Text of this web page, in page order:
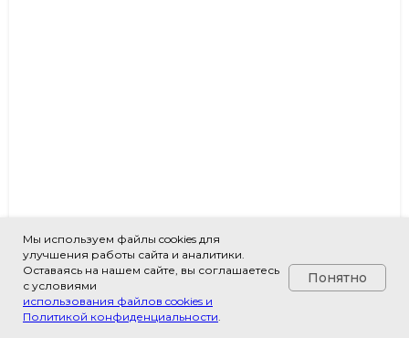
Дозатор DLAB TopPette 500 мкл 1-
канальный, постоянного объема
Мы используем файлы cookies для
улучшения работы сайта и аналитики.
Оставаясь на нашем сайте, вы соглашаетесь
с условиями
использования файлов cookies и
Политикой конфиденциальности.
Понятно